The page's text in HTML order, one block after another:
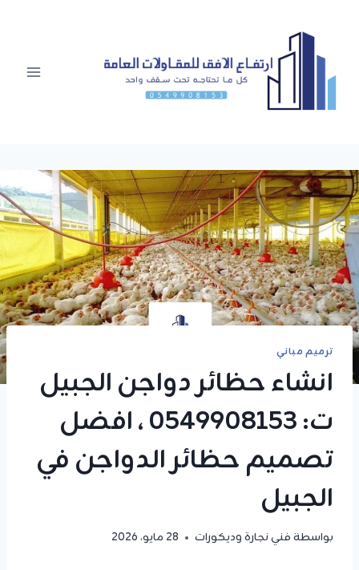
المحتوى
ترميم مباني
انشاء حظائر دواجن الجبيل
ت: 0549908153 ، افضل
تصميم حظائر الدواجن في
الجبيل
بواسطةفني نجارة وديكورات 28 مايو، 2026